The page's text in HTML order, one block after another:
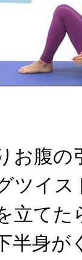
お腹の
ツイス
立てた
半身が